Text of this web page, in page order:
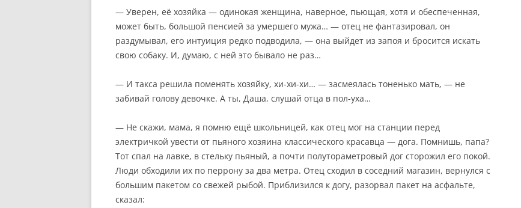
— Уверен, её хозяйка — одинокая женщина, наверное, пьющая, хотя и обеспеченная,
может быть, большой пенсией за умершего мужа… — отец не фантазировал, он
раздумывал, его интуиция редко подводила, — она выйдет из запоя и бросится искать
свою собаку. И, думаю, с ней это бывало не раз…
— И такса решила поменять хозяйку, хи-хи-хи… — засмеялась тоненько мать, — не
забивай голову девочке. А ты, Даша, слушай отца в пол-уха…
— Не скажи, мама, я помню ещё школьницей, как отец мог на станции перед
электричкой увести от пьяного хозяина классического красавца — дога. Помнишь, папа?
Тот спал на лавке, в стельку пьяный, а почти полутораметровый дог сторожил его покой.
Люди обходили их по перрону за два метра. Отец сходил в соседний магазин, вернулся с
большим пакетом со свежей рыбой. Приблизился к догу, разорвал пакет на асфальте,
сказал: